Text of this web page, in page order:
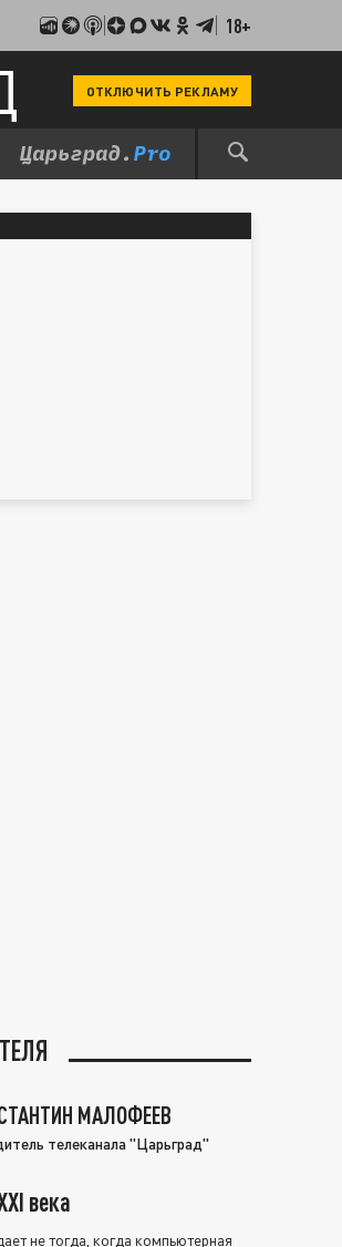
18+
ОТКЛЮЧИТЬ РЕКЛАМУ
МАЛОФЕЕВ
телеканала "Царьград"
века
не тогда, когда компьютерная